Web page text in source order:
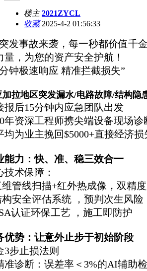
楼主 2021ZYCL
收藏2025-4-2 01:56:33
发事故来袭，每一秒都价值
量，为您的资产安全护航！
钟极速响应 精准拦截损失”
加拉地区突发漏水/电路故障/结构隐
后15分钟内应急团队出发
资深工程师携尖端设备现场诊
为业主挽回$5000+直接经济损
能力：快、准、稳三效合一
技术保障：
维管线扫描+红外热成像，双精
构安全评估系统 ，预判次生风险
认证环保工艺 ，施工即防护
优势：让意外止步于初始阶段
3步止损法则
准诊断：误差率＜3%的AI辅助